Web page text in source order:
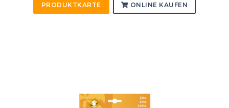
PRODUKTKARTE ONLINE KAUFEN